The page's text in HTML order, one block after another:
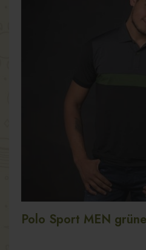
Polo Sport MEN